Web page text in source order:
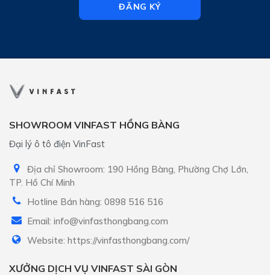
ĐĂNG KÝ
SHOWROOM VINFAST HỒNG BÀNG
Đại lý ô tô điện VinFast
Địa chỉ Showroom: 190 Hồng Bàng, Phường Chợ Lớn,
TP. Hồ Chí Minh
Hotline Bán hàng: 0898 516 516
Email: info@vinfasthongbang.com
Website: https://vinfasthongbang.com/
XƯỞNG DỊCH VỤ VINFAST SÀI GÒN